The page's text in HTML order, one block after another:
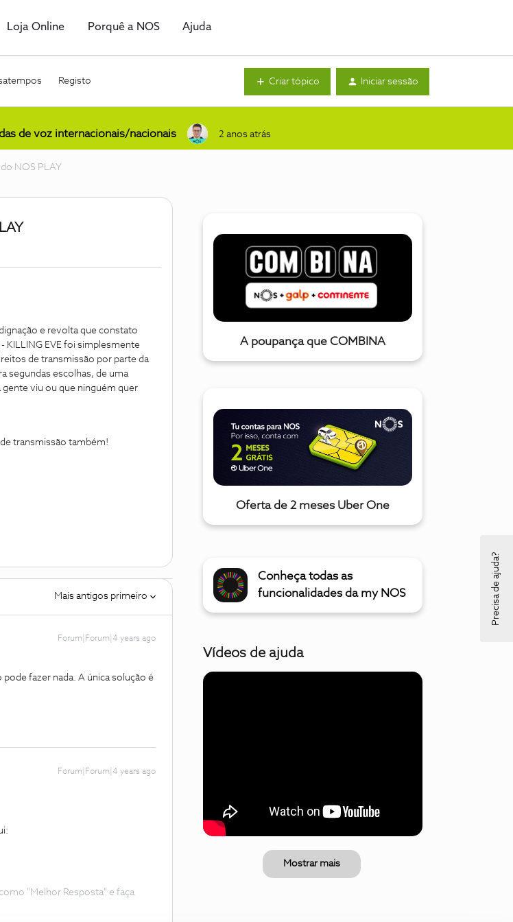
Loja Online Porquê a NOS Ajuda
Registo Criar tópico Iniciar sessão
de voz internacionais/nacionais 2 anos atrás
do NOS PLAY
e revolta que constato
KILLING EVE foi simplesmente
de transmissão por parte da
segundas escolhas, de uma
gente viu ou que ninguém quer
transmissão também!
Mais antigos primeiro
Forum|Forum|4 years ago
fazer nada. A única solução é
Forum|Forum|4 years ago
"Melhor Resposta" e faça
A poupança que COMBINA
Oferta de 2 meses Uber One
Conheça todas as
funcionalidades da my NOS
Vídeos de ajuda
Mostrar mais
Precisa de ajuda?